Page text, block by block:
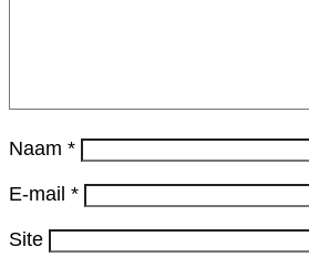
Naam *
E-mail *
Site